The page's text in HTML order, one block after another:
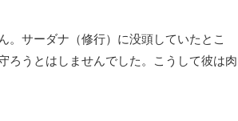
。サーダナ（修行）に没頭していたとこ
ろうとはしませんでした。こうして彼は肉